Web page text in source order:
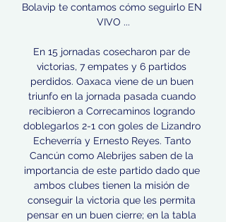
Bolavip te contamos cómo seguirlo EN
VIVO ...
En 15 jornadas cosecharon par de
victorias, 7 empates y 6 partidos
perdidos. Oaxaca viene de un buen
triunfo en la jornada pasada cuando
recibieron a Correcaminos logrando
doblegarlos 2-1 con goles de Lizandro
Echeverría y Ernesto Reyes. Tanto
Cancún como Alebrijes saben de la
importancia de este partido dado que
ambos clubes tienen la misión de
conseguir la victoria que les permita
pensar en un buen cierre; en la tabla